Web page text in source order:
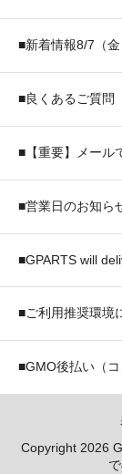
■新着情報8/7（
■良くあるご質問
■【重要】メール
■営業日のお知ら
■GPARTS will
■ご利用推奨環境
■GMO後払い（
Copyright 2026